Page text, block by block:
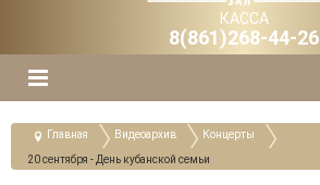
КАССА
8(861)268-44-26
Главная Видеоархив Концерты
20 сентября - День кубанской семьи